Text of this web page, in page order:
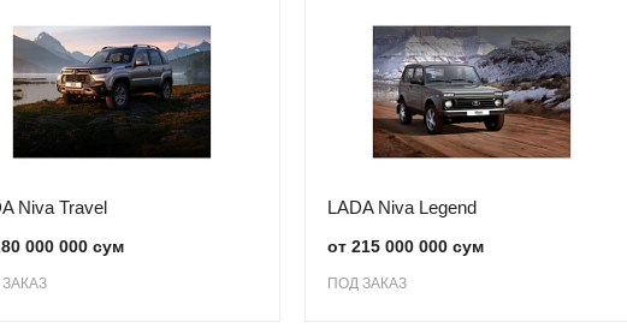
Niva Travel
000 000 сум
LADA Niva Legend
от 215 000 000 сум
ПОД ЗАКАЗ